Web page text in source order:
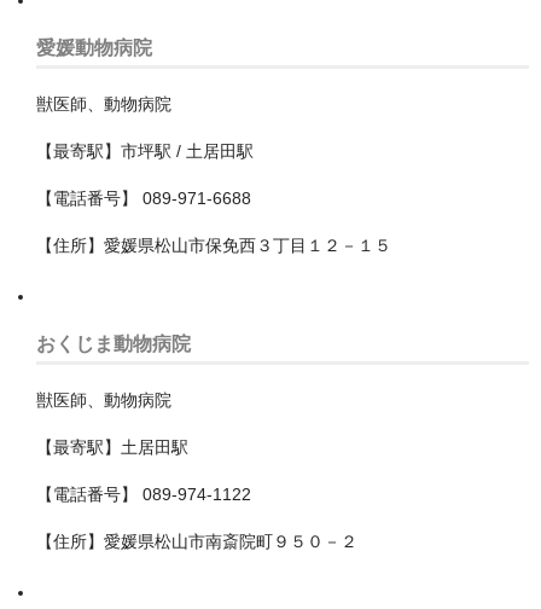
大阪市西成区
大阪市西淀川区
大阪市都島区
大阪市阿倍野区
大阪市鶴見区
守口市
富田林市
寝屋川市
岸和田市
摂津市
愛媛動物病院
獣医師、動物病院
【最寄駅】市坪駅 / 土居田駅
【電話番号】 089-971-6688
【住所】愛媛県松山市保免西３丁目１２－１５
おくじま動物病院
獣医師、動物病院
【最寄駅】土居田駅
【電話番号】 089-974-1122
【住所】愛媛県松山市南斎院町９５０－２